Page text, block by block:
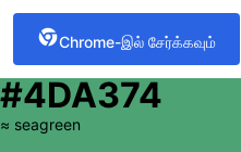
Chrome-இல் சேர்க்கவும்
#4DA374
≈ seagreen